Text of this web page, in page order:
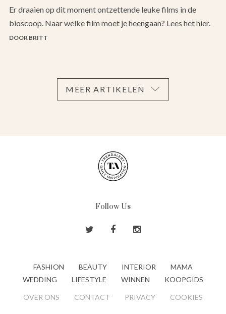
Er draaien op dit moment ontzettende leuke films in de
bioscoop. Naar welke film moet je heengaan? Lees het hier.
DOOR BRITT
MEER ARTIKELEN
Follow Us
FASHION BEAUTY INTERIOR
MAMA
WEDDING
LIFESTYLE WINNEN KOOPGIDS
OVER ONS CONTACT PRIVACY COOKIES